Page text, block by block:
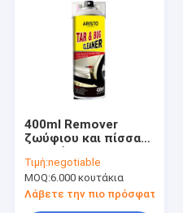
400ml Remover
ζωύφιου και πίσσας
ψεκασμός Aristo
αυτοκινήτων
αερολύματος
Τιμή:negotiable
MOQ:6.000 κουτάκια
Λάβετε την πιο πρόσφατη τιμή